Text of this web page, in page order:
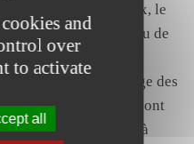
la majorité des voix, le
Dans ce cas, il y a lieu de
le conseil pour
au moins le partage des
faire, les voix qui se sont
sanctions s’ajoutent à
and
over
to activate
all